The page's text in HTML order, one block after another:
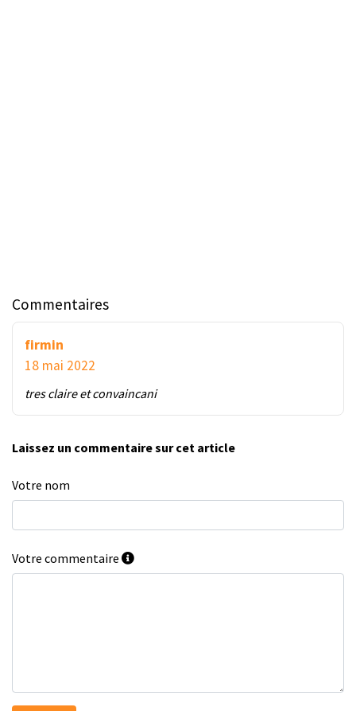
Commentaires
firmin
18 mai 2022
tres claire et convaincani
Laissez un commentaire sur cet article
Votre nom
Votre commentaire